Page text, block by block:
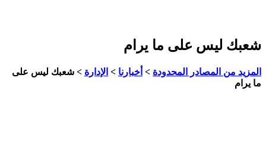
شعبك ليس على ما يرام
المزيد من المصادر المحدودة > أخبارنا > الإدارة > شعبك ليس على
ما يرام